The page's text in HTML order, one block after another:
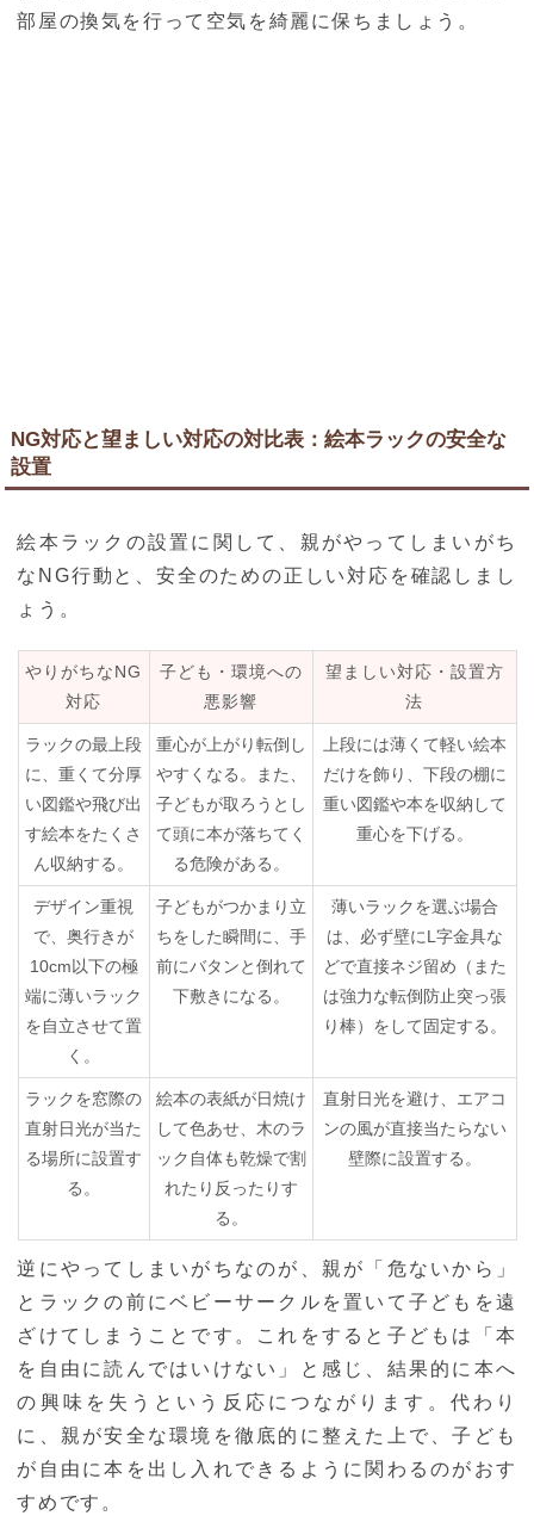
部屋の換気を行って空気を綺麗に保ちましょう。
NG対応と望ましい対応の対比表：絵本ラックの安全な
設置
絵本ラックの設置に関して、親がやってしまいがち
なNG行動と、安全のための正しい対応を確認しまし
ょう。
やりがちなNG
対応
子ども・環境への
悪影響
望ましい対応・設置方
法
ラックの最上段
に、重くて分厚
い図鑑や飛び出
す絵本をたくさ
ん収納する。
重心が上がり転倒し
やすくなる。また、
子どもが取ろうとし
て頭に本が落ちてく
る危険がある。
上段には薄くて軽い絵本
だけを飾り、下段の棚に
重い図鑑や本を収納して
重心を下げる。
デザイン重視
で、奥行きが
10cm以下の極
端に薄いラック
を自立させて置
く。
子どもがつかまり立
ちをした瞬間に、手
前にバタンと倒れて
下敷きになる。
薄いラックを選ぶ場合
は、必ず壁にL字金具な
どで直接ネジ留め（また
は強力な転倒防止突っ張
り棒）をして固定する。
ラックを窓際の
直射日光が当た
る場所に設置す
る。
絵本の表紙が日焼け
して色あせ、木のラ
ック自体も乾燥で割
れたり反ったりす
る。
直射日光を避け、エアコ
ンの風が直接当たらない
壁際に設置する。
逆にやってしまいがちなのが、親が「危ないから」
とラックの前にベビーサークルを置いて子どもを遠
ざけてしまうことです。これをすると子どもは「本
を自由に読んではいけない」と感じ、結果的に本へ
の興味を失うという反応につながります。代わり
に、親が安全な環境を徹底的に整えた上で、子ども
が自由に本を出し入れできるように関わるのがおす
すめです。